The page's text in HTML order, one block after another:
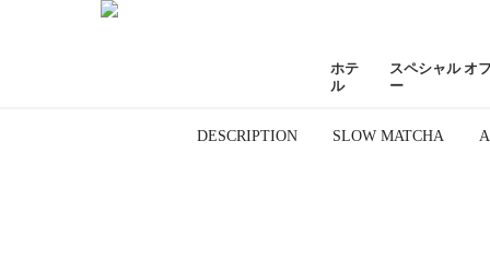
ホテ
ル
スペシャル オ
ー
DESCRIPTION SLOW MATCHA